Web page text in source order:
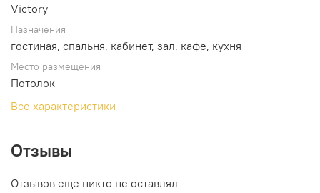
Victory
Назначения
гостиная, спальня, кабинет, зал, кафе, кухня
Место размещения
Потолок
Все характеристики
Отзывы
Отзывов еще никто не оставлял